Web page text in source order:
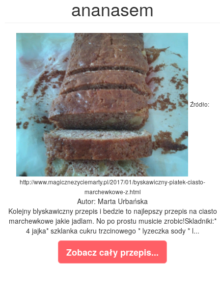
ananasem
Źródło:
http://www.magicznezyciemarty.pl/2017/01/byskawiczny-piatek-ciasto-
marchewkowe-z.html
Autor: Marta Urbańska
Kolejny blyskawiczny przepis i bedzie to najlepszy przepis na ciasto
marchewkowe jakie jadlam. No po prostu musicie zrobic!Skladniki:*
4 jajka* szklanka cukru trzcinowego * lyzeczka sody * l...
Zobacz cały przepis...